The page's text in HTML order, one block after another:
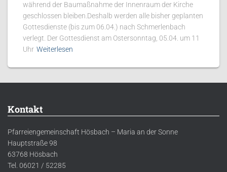
während der Baumaßnahme der Innenraum der Kirche
geschlossen bleiben.Deshalb werden alle bisher geplanten
Gottesdienste (bis zum 06.04.) nach Schmerlenbach
verlegt. Der Gottesdienst am Ostersonntag, 05.04. um 11
Uhr Weiterlesen
Kontakt
Pfarreiengemeinschaft Hösbach – Maria an der Sonne
Hauptstraße 98
63768 Hösbach
Tel. 06021 / 52285